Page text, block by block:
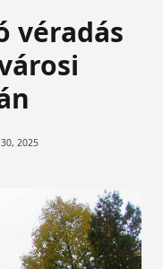
véradás
2025